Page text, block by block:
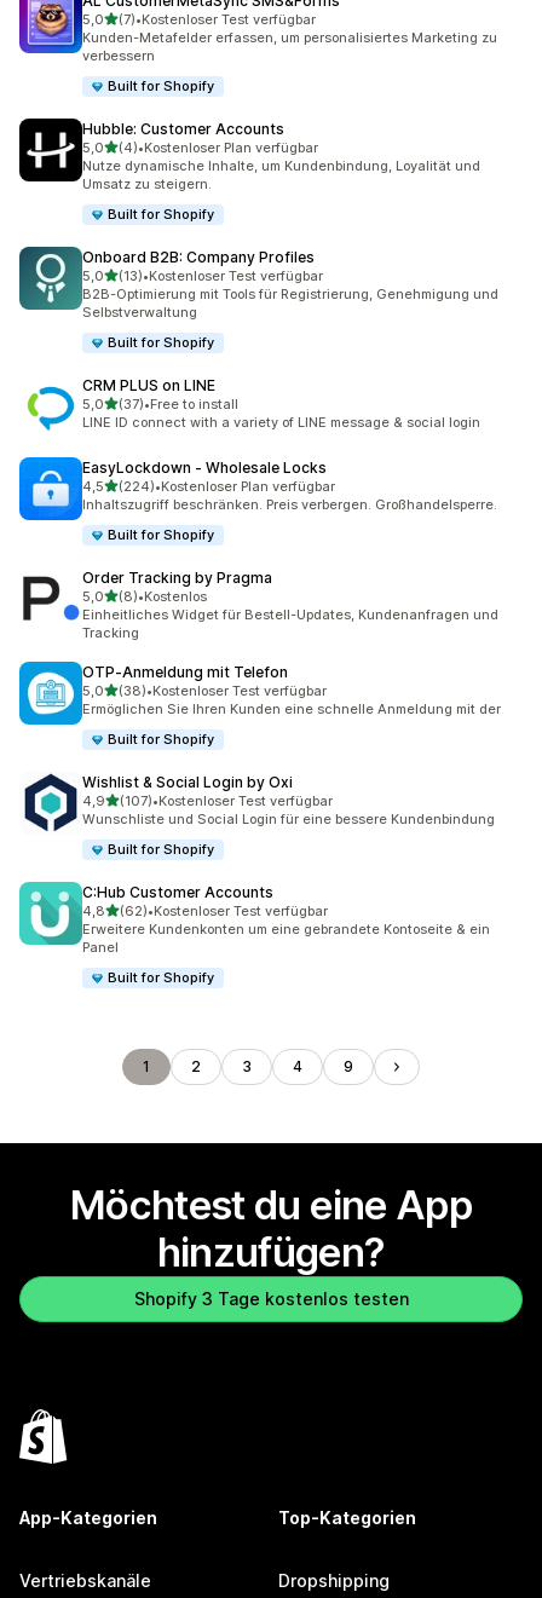
5,0von 5 Sternen
(7)
7 Rezensionen insgesamt
•Kostenloser Test verfügbar
Kunden-Metafelder erfassen, um personalisiertes Marketing zu
verbessern
Built for Shopify
Hubble: Customer Accounts
5,0von 5 Sternen
(4)
4 Rezensionen insgesamt
•Kostenloser Plan verfügbar
Nutze dynamische Inhalte, um Kundenbindung, Loyalität und
Umsatz zu steigern.
Built for Shopify
Onboard B2B: Company Profiles
5,0von 5 Sternen
(13)
13 Rezensionen insgesamt
•Kostenloser Test verfügbar
B2B-Optimierung mit Tools für Registrierung, Genehmigung und
Selbstverwaltung
Built for Shopify
CRM PLUS on LINE
5,0von 5 Sternen
(37)
37 Rezensionen insgesamt
•Free to install
LINE ID connect with a variety of LINE message & social login
EasyLockdown ‑ Wholesale Locks
4,5von 5 Sternen
(224)
224 Rezensionen insgesamt
•Kostenloser Plan verfügbar
Inhaltszugriff beschränken. Preis verbergen. Großhandelsperre.
Built for Shopify
Order Tracking by Pragma
5,0von 5 Sternen
(8)
8 Rezensionen insgesamt
•Kostenlos
Einheitliches Widget für Bestell-Updates, Kundenanfragen und
Tracking
OTP‑Anmeldung mit Telefon
5,0von 5 Sternen
(38)
38 Rezensionen insgesamt
•Kostenloser Test verfügbar
Ermöglichen Sie Ihren Kunden eine schnelle Anmeldung mit der
Built for Shopify
Wishlist & Social Login by Oxi
4,9von 5 Sternen
(107)
107 Rezensionen insgesamt
•Kostenloser Test verfügbar
Wunschliste und Social Login für eine bessere Kundenbindung
Built for Shopify
C:Hub Customer Accounts
4,8von 5 Sternen
(62)
62 Rezensionen insgesamt
•Kostenloser Test verfügbar
Erweitere Kundenkonten um eine gebrandete Kontoseite & ein
Panel
Built for Shopify
1 2 3 4 9
Möchtest du eine App
hinzufügen?
Shopify 3 Tage kostenlos testen
App-Kategorien
Vertriebskanäle
Top-Kategorien
Dropshipping